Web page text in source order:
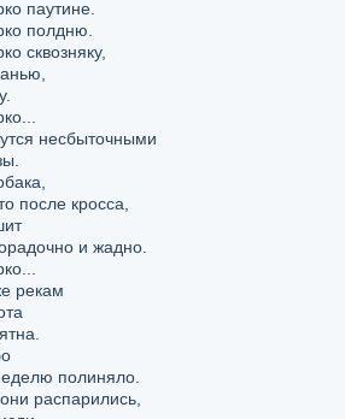
паутине.
полдню.
сквозняку,
несбыточными
после кросса,
и жадно.
рекам
полиняло.
распарились,